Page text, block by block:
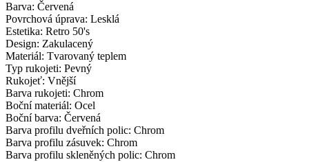
Barva: Červená
Povrchová úprava: Lesklá
Estetika: Retro 50's
Design: Zakulacený
Materiál: Tvarovaný teplem
Typ rukojeti: Pevný
Rukojeť: Vnější
Barva rukojeti: Chrom
Boční materiál: Ocel
Boční barva: Červená
Barva profilu dveřních polic: Chrom
Barva profilu zásuvek: Chrom
Barva profilu skleněných polic: Chrom